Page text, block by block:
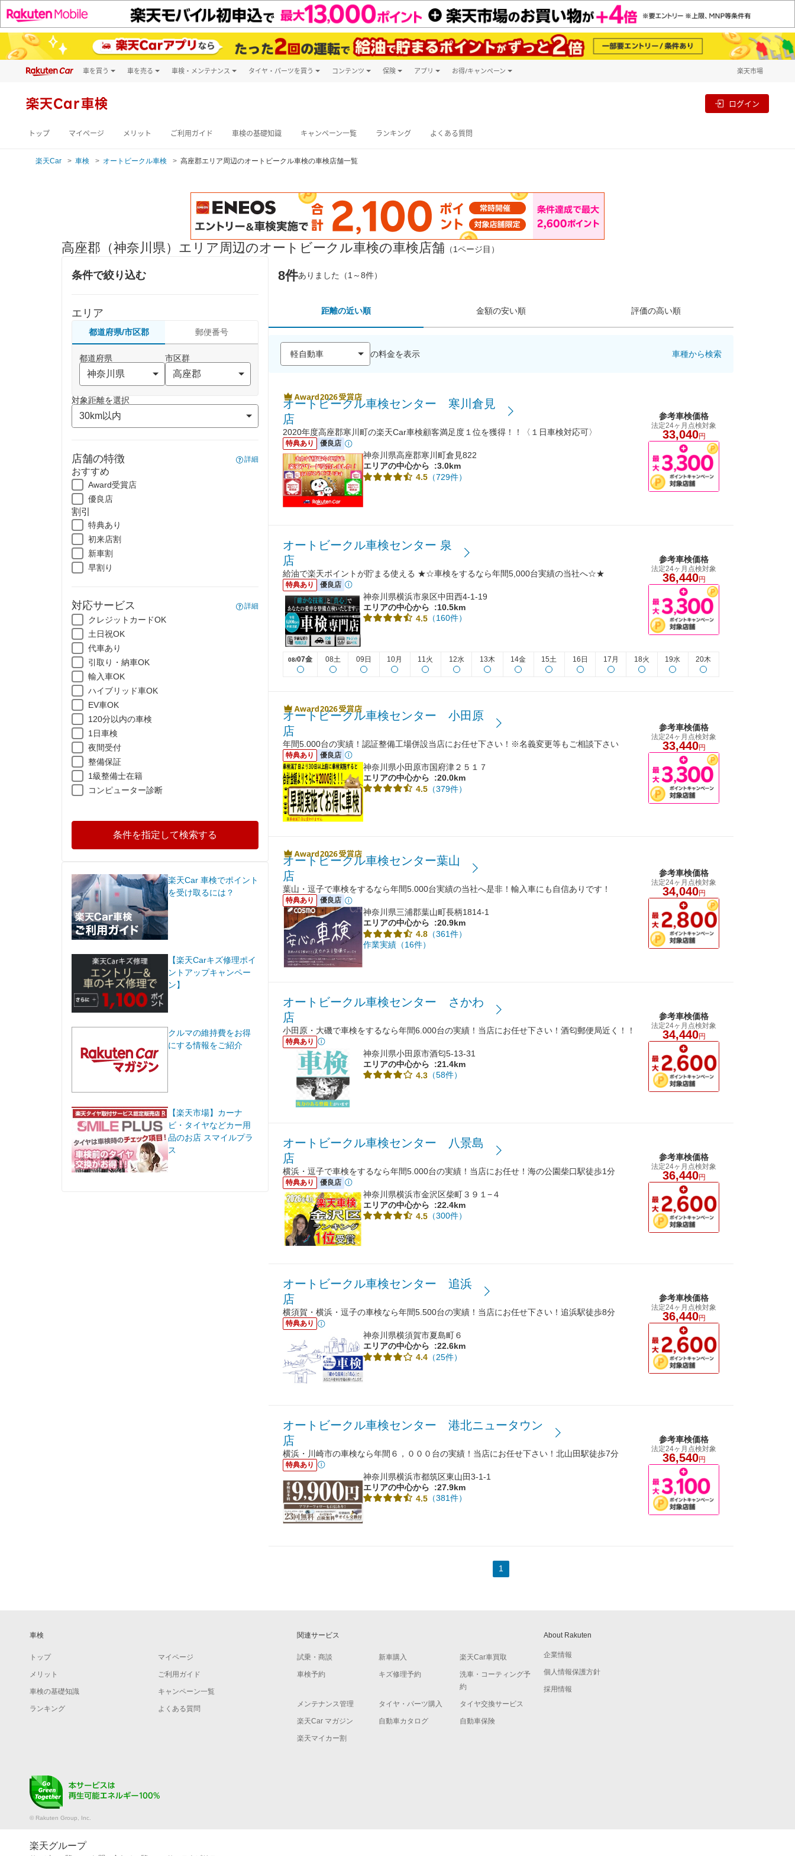
車を買う
新車
車を売る 車検・メンテナンス タイヤ・パーツを買う コンテンツ 保険 アプリ お得/キャンペーン 楽天市場
楽天Car車検 ログイン
トップ マイページ メリット ご利用ガイド 車検の基礎知識 キャンペーン一覧 ランキング よくある質問
楽天Car 車検 オートビークル車検 高座郡エリア周辺のオートビークル車検の車検店舗一覧
高座郡（神奈川県）エリア周辺のオートビークル車検の車検店舗 （1ページ目）
条件で絞り込む
エリア
都道府県/市区郡 郵便番号
都道府県 市区群
対象距離を選択
店舗の特徴 詳細
おすすめ
Award受賞店
優良店
割引
特典あり
初来店割
新車割
早割り
対応サービス 詳細
クレジットカードOK
土日祝OK
代車あり
引取り・納車OK
輸入車OK
ハイブリッド車OK
EV車OK
120分以内の車検
1日車検
夜間受付
整備保証
1級整備士在籍
コンピューター診断
条件を指定して検索する
楽天Car 車検でポイント
を受け取るには？
【楽天Carキズ修理ポイ
ントアップキャンペー
ン】
クルマの維持費をお得
にする情報をご紹介
【楽天市場】カーナ
ビ・タイヤなどカー用
品のお店 スマイルプラ
ス
8件ありました（1～8件）
距離の近い順 金額の安い順 評価の高い順
の料金を表示 車種から検索
オートビークル車検センター 寒川倉見
店
2020年度高座郡寒川町の楽天Car車検顧客満足度１位を獲得！！〈１日車検対応可〉
特典あり 優良店
神奈川県高座郡寒川町倉見822
エリアの中心から
:3.0km
4.5 （729件）
参考車検価格
法定24ヶ月点検対象
33,040円
オートビークル車検センター 泉
店
給油で楽天ポイントが貯まる使える ★☆車検をするなら年間5,000台実績の当社へ☆★
特典あり 優良店
神奈川県横浜市泉区中田西4-1-19
エリアの中心から
:10.5km
4.5 （160件）
参考車検価格
法定24ヶ月点検対象
36,440円
08/07金 08土 09日 10月 11火 12水 13木 14金 15土 16日 17月 18火 19水 20木
オートビークル車検センター 小田原
店
年間5.000台の実績！認証整備工場併設当店にお任せ下さい！※名義変更等もご相談下さい
特典あり 優良店
神奈川県小田原市国府津２５１７
エリアの中心から
:20.0km
4.5 （379件）
参考車検価格
法定24ヶ月点検対象
33,440円
オートビークル車検センター葉山
店
葉山・逗子で車検をするなら年間5.000台実績の当社へ是非！輸入車にも自信ありです！
特典あり 優良店
神奈川県三浦郡葉山町長柄1814-1
エリアの中心から
:20.9km
4.8 （361件）
作業実績（16件）
参考車検価格
法定24ヶ月点検対象
34,040円
オートビークル車検センター さかわ
店
小田原・大磯で車検をするなら年間6.000台の実績！当店にお任せ下さい！酒匂郵便局近く！！
特典あり
神奈川県小田原市酒匂5-13-31
エリアの中心から
:21.4km
4.3 （58件）
参考車検価格
法定24ヶ月点検対象
34,440円
オートビークル車検センター 八景島
店
横浜・逗子で車検をするなら年間5.000台の実績！当店にお任せ！海の公園柴口駅徒歩1分
特典あり 優良店
神奈川県横浜市金沢区柴町３９１−４
エリアの中心から
:22.4km
4.5 （300件）
参考車検価格
法定24ヶ月点検対象
36,440円
オートビークル車検センター 追浜
店
横須賀・横浜・逗子の車検なら年間5.500台の実績！当店にお任せ下さい！追浜駅徒歩8分
特典あり
神奈川県横須賀市夏島町６
エリアの中心から
:22.6km
4.4 （25件）
参考車検価格
法定24ヶ月点検対象
36,440円
オートビークル車検センター 港北ニュータウン
店
横浜・川崎市の車検なら年間６，０００台の実績！当店にお任せ下さい！北山田駅徒歩7分
特典あり
神奈川県横浜市都筑区東山田3-1-1
エリアの中心から
:27.9km
4.5 （381件）
参考車検価格
法定24ヶ月点検対象
36,540円
1
車検
トップ マイページ
メリット ご利用ガイド
車検の基礎知識 キャンペーン一覧
ランキング よくある質問
関連サービス
試乗・商談 新車購入 楽天Car車買取
車検予約 キズ修理予約
洗車・コーティング予
約
メンテナンス管理 タイヤ・パーツ購入 タイヤ交換サービス
楽天Car マガジン 自動車カタログ 自動車保険
楽天マイカー割
About Rakuten
企業情報
個人情報保護方針
採用情報
© Rakuten Group, Inc.
楽天グループ